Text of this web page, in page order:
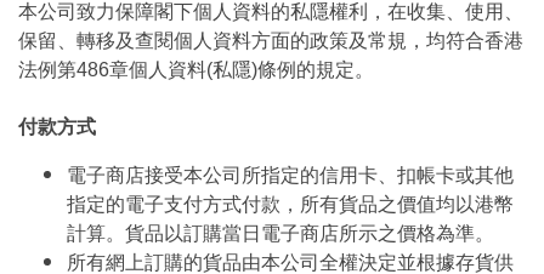
本公司致力保障閣下個人資料的私隱權利，在收集、使用、
保留、轉移及查閱個人資料方面的政策及常規，均符合香港
法例第486章個人資料(私隱)條例的規定。
付款方式
電子商店接受本公司所指定的信用卡、扣帳卡或其他
指定的電子支付方式付款，所有貨品之價值均以港幣
計算。貨品以訂購當日電子商店所示之價格為準。
所有網上訂購的貨品由本公司全權決定並根據存貨供